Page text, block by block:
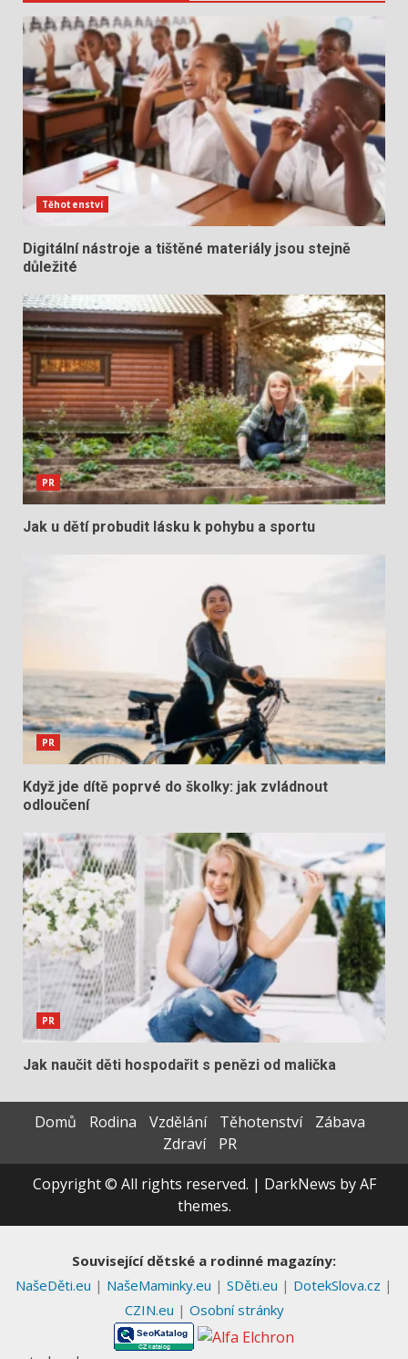
Těhotenství
Digitální nástroje a tištěné materiály jsou stejně
důležité
PR
Jak u dětí probudit lásku k pohybu a sportu
PR
Když jde dítě poprvé do školky: jak zvládnout
odloučení
PR
Jak naučit děti hospodařit s penězi od malička
Domů Rodina Vzdělání Těhotenství
Zábava
Zdraví
PR
Copyright © All rights reserved. | DarkNews by AF
themes.
Související dětské a rodinné magazíny:
NašeDěti.eu | NašeMaminky.eu | SDěti.eu | DotekSlova.cz |
CZIN.eu | Osobní stránky